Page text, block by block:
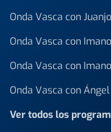
Onda Vasca con
Onda Vasca con
Onda Vasca con
Onda Vasca con
Ver todos los